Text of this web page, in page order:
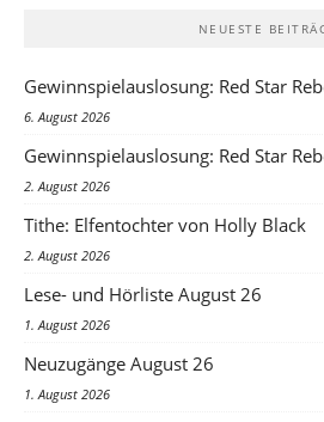
NEUESTE
Gewinnspielauslosung: Red Star
6. August 2026
Gewinnspielauslosung: Red Star
2. August 2026
Tithe: Elfentochter von Holly Black
2. August 2026
Lese- und Hörliste August 26
1. August 2026
Neuzugänge August 26
1. August 2026